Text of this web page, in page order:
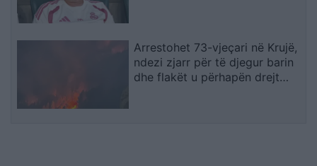
Arrestohet 73-vjeçari në Krujë,
ndezi zjarr për të djegur barin
dhe flakët u përhapën drejt